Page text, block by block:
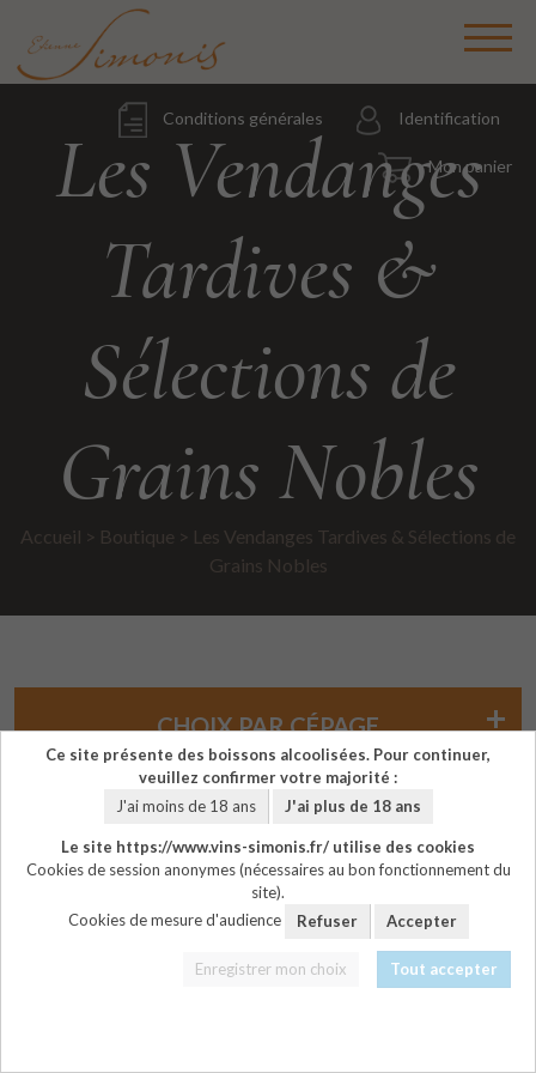
Conditions générales Identification
Mon panier
Les Vendanges
Tardives &
Sélections de
Grains Nobles
Accueil > Boutique > Les Vendanges Tardives & Sélections de
Grains Nobles
CHOIX PAR CÉPAGE
NOS GAMMES
FRANCO
A partir de 18 bouteilles
Ce site présente des boissons alcoolisées. Pour continuer,
veuillez confirmer votre majorité :
J'ai moins de 18 ans
J'ai plus de 18 ans
Le site https://www.vins-simonis.fr/ utilise des cookies
Cookies de session anonymes (nécessaires au bon fonctionnement du
site).
Cookies de mesure d'audience
Refuser Accepter
Enregistrer mon choix Tout accepter